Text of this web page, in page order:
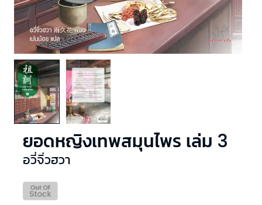
ยอดหญิงเทพสมุนไพร เล่ม 3
อวี่จิ่วฮวา